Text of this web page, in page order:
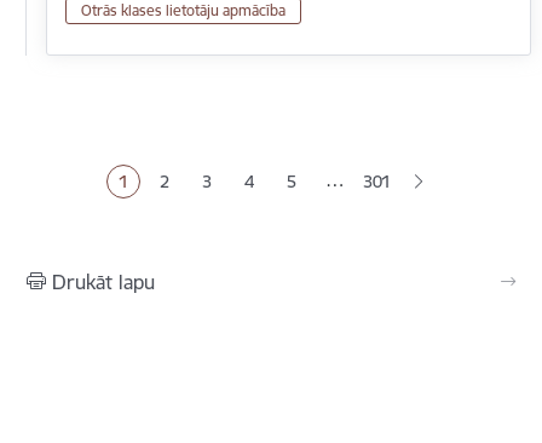
Otrās klases lietotāju apmācība
Pašreizējā lapa
1 Lapa
2 Lapa
3 Lapa
4 Lapa
5 … 301
Drukāt lapu